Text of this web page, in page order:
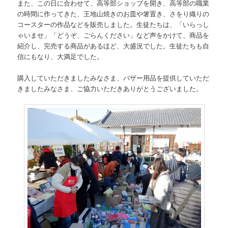
また、この日に合わせて、高等部ショップを開き、高等部の職業
の時間に作ってきた、王地山焼きのお皿や箸置き、さをり織りの
コースターの作品などを販売しました。生徒たちは、「いらっし
ゃいませ」「どうぞ、ごらんください」など声をかけて、商品を
紹介し、完売する商品があるほど、大盛況でした。生徒たちも自
信にもなり、大満足でした。
購入していただきましたみなさま、バザー用品を提供していただ
きましたみなさま、ご協力いただきありがとうございました。